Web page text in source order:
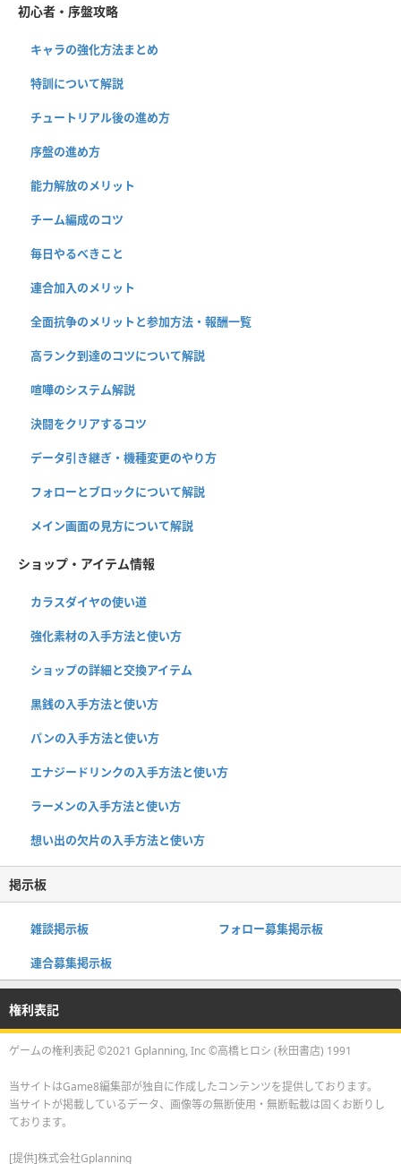
初心者・序盤攻略
キャラの強化方法まとめ
特訓について解説
チュートリアル後の進め方
序盤の進め方
能力解放のメリット
チーム編成のコツ
毎日やるべきこと
連合加入のメリット
全面抗争のメリットと参加方法・報酬一覧
高ランク到達のコツについて解説
喧嘩のシステム解説
決闘をクリアするコツ
データ引き継ぎ・機種変更のやり方
フォローとブロックについて解説
メイン画面の見方について解説
ショップ・アイテム情報
カラスダイヤの使い道
強化素材の入手方法と使い方
ショップの詳細と交換アイテム
黒銭の入手方法と使い方
パンの入手方法と使い方
エナジードリンクの入手方法と使い方
ラーメンの入手方法と使い方
想い出の欠片の入手方法と使い方
掲示板
雑談掲示板 フォロー募集掲示板
連合募集掲示板
権利表記
ゲームの権利表記 ©2021 Gplanning, Inc ©高橋ヒロシ (秋田書店) 1991
当サイトはGame8編集部が独自に作成したコンテンツを提供しております。
当サイトが掲載しているデータ、画像等の無断使用・無断転載は固くお断りし
ております。
[提供]株式会社Gplanning